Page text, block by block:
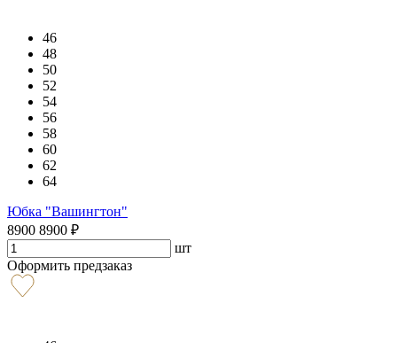
46
48
50
52
54
56
58
60
62
64
Юбка "Вашингтон"
8900 8900 ₽
шт
Оформить предзаказ